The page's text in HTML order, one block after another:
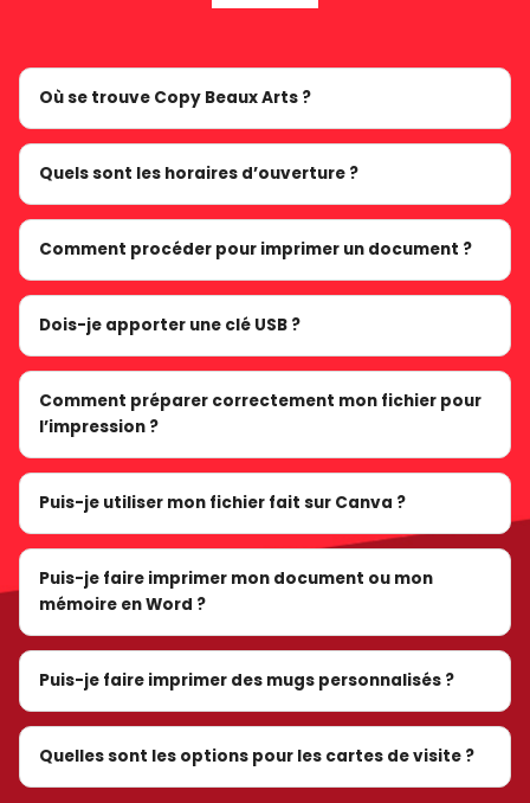
Où se trouve Copy Beaux Arts ?
Quels sont les horaires d’ouverture ?
Comment procéder pour imprimer un document ?
Dois-je apporter une clé USB ?
Comment préparer correctement mon fichier pour
l’impression ?
Puis-je utiliser mon fichier fait sur Canva ?
Puis-je faire imprimer mon document ou mon
mémoire en Word ?
Puis-je faire imprimer des mugs personnalisés ?
Quelles sont les options pour les cartes de visite ?